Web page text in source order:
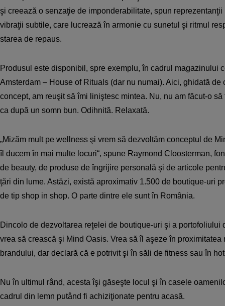
şi creează o senzaţie de imponderabilitate, spun
vibraţii subtile, care lucrează în armonie cu sunetul şi ritmul
starea de repaus.
Produsul este disponibil, spre exemplu, în cadrul magazinului
Amsterdam – House of Rituals (dar nu numai). Aici, ghidată de
concept, am reuşit să îmi li­niştesc mintea. Nu, nu am făcut-o
ca după un somn bun. Odihnită. Relaxată.
„Mizăm mult pe wellness şi vrem să dezvoltăm conceptul de
îl ducem în mai multe locuri“, spune Raymond Cloosterman,
de beauty, de produse de îngrijire personală şi de articole
ţări din lume. Astăzi, există aproximativ 1.500 de boutique-uri
de tip shop in shop. O parte dintre ele sunt în România.
Dincolo de dezvoltarea reţelei de boutique-uri şi a portofoliului
vrea să crească şi Mind Oasis. Vrea să îl aşeze în
brandului, dar declară că e potrivit şi în săli de fitness sau în
Nu în ultimul rând, acesta îşi găseşte locul şi în casele
cadrul din lemn putând fi achiziţionate pentru acasă.